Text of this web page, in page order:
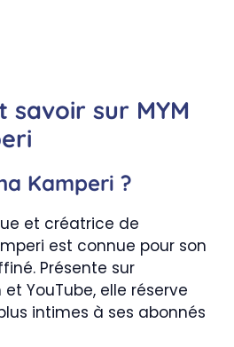
savoir sur MYM
Kamperi ?
et créatrice de
est connue pour son
Présente sur
YouTube, elle réserve
intimes à ses abonnés